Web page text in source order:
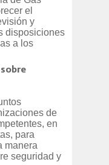
el
y
disposiciones
a los
de
en
para
manera
seguridad y